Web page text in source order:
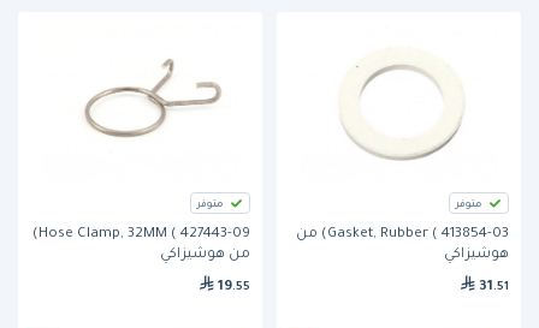
متوفر
Gasket, Rubber ( 413854-03) من
هوشيزاكي
31 .51
متوفر
Hose Clamp, 32MM ( 427443-09)
من هوشيزاكي
19.55